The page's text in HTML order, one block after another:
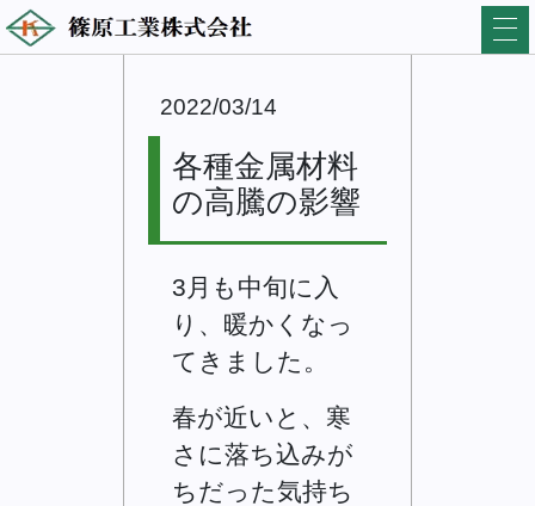
2022/03/14
各種金属材料
の高騰の影響
3月も中旬に入
り、暖かくなっ
てきました。
春が近いと、寒
さに落ち込みが
ちだった気持ち